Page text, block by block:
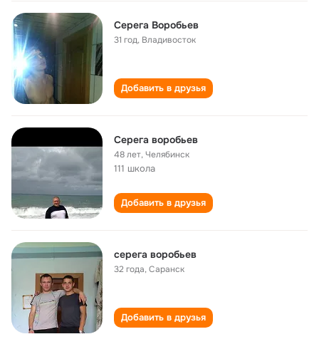
Серега Воробьев
31 год, Владивосток
Добавить в друзья
Серега воробьев
48 лет,Челябинск
111 школа
Добавить в друзья
серега воробьев
32 года,Саранск
Добавить в друзья